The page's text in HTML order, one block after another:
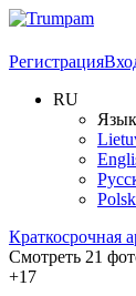
Регистрация
RU
Язык
Краткосрочная
Смотреть 21
+17